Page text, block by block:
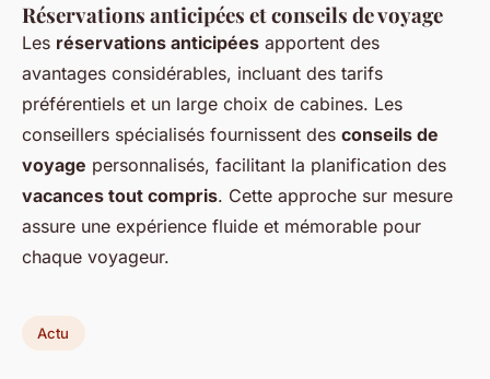
Réservations anticipées et conseils de voyage
Les réservations anticipées apportent des
avantages considérables, incluant des tarifs
préférentiels et un large choix de cabines. Les
conseillers spécialisés fournissent des conseils de
voyage personnalisés, facilitant la planification des
vacances tout compris. Cette approche sur mesure
assure une expérience fluide et mémorable pour
chaque voyageur.
Actu